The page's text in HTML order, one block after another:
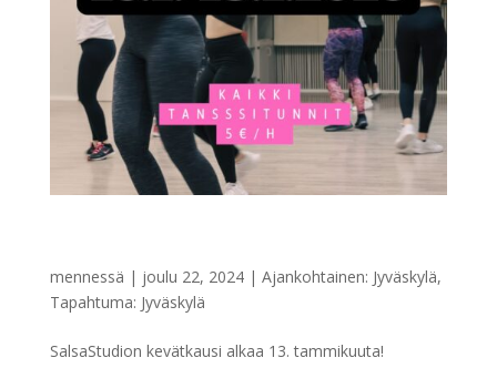
mennessä | joulu 22, 2024| Ajankohtainen: Jyväskylä,
Tapahtuma: Jyväskylä
SalsaStudion kevätkausi alkaa 13. tammikuuta!